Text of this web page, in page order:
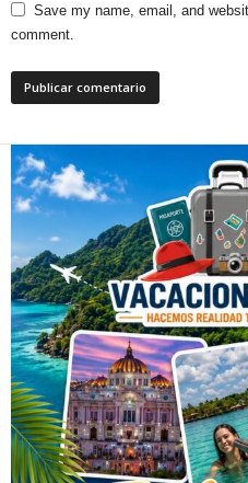
Save my name, email, and
comment.